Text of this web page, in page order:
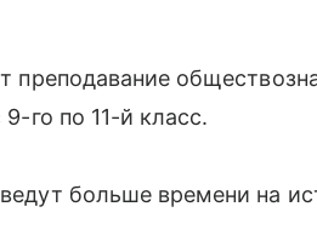
преподавание
го по 11-й класс.
больше времени на